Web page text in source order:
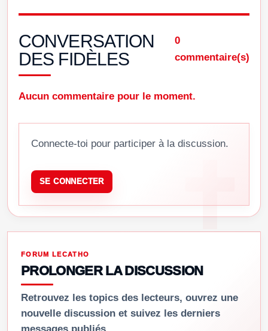
CONVERSATION
DES FIDÈLES
0
commentaire(s)
Aucun commentaire pour le moment.
Connecte-toi pour participer à la discussion.
SE CONNECTER
FORUM LECATHO
PROLONGER LA DISCUSSION
Retrouvez les topics des lecteurs, ouvrez une
nouvelle discussion et suivez les derniers
messages publiés.